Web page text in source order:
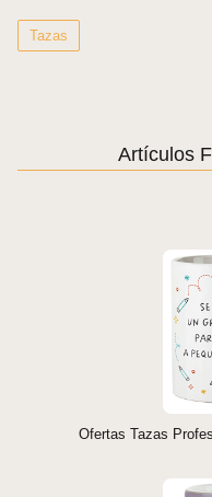
Tazas
Artículos
Ofertas Tazas